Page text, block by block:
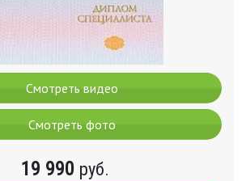
Смотреть видео
Смотреть фото
19 990 руб.